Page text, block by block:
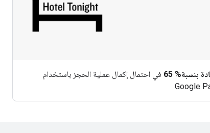
بنسبة% 65
في احتمال إكمال عملية الحجز باستخدام
Google